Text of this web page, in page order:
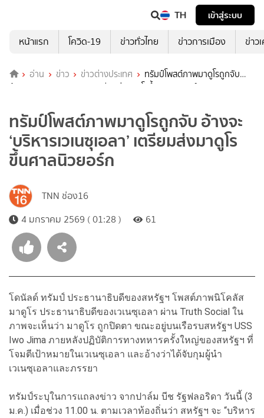
TH
เข้าสู่ระบบ
หน้าแรก
โควิด-19 ข่าวทั่วไทย ข่าวการเมือง ข่าว
อ่าน ข่าว ข่าวต่างประเทศ
ทรัมป์โพสต์ภาพมาดูโรถูกจับ
อ้างจะ ‘บริหารเวเนซุเอลา’ เตรียมส่งมาดูโรขึ้นศาลนิวยอร์ก
ทรัมป์โพสต์ภาพมาดูโรถูกจับ อ้างจะ
‘บริหารเวเนซุเอลา’ เตรียมส่งมาดูโร
ขึ้นศาลนิวยอร์ก
TNN ช่อง16
4 มกราคม 2569 ( 01:28 )
61
โดนัลด์ ทรัมป์ ประธานาธิบดีของสหรัฐฯ โพสต์ภาพนิโคลัส
มาดูโร ประธานาธิบดีของเวเนซุเอลา ผ่าน Truth Social ใน
ภาพจะเห็นว่า มาดูโร ถูกปิดตา ขณะอยู่บนเรือรบสหรัฐฯ USS
Iwo Jima ภายหลังปฏิบัติการทางทหารครั้งใหญ่ของสหรัฐฯ ที่
โจมตีเป้าหมายในเวเนซุเอลา และอ้างว่าได้จับกุมผู้นำ
เวเนซุเอลาและภรรยา
ทรัมป์ระบุในการแถลงข่าว จากปาล์ม บีช รัฐฟลอริดา วันนี้ (3
ม.ค.) เมื่อช่วง 11.00 น. ตามเวลาท้องถิ่นว่า สหรัฐฯ จะ “บริหาร